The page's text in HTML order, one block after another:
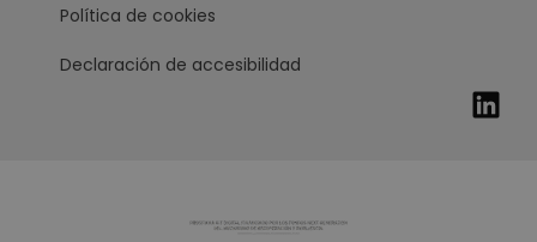
Política de cookies
Declaración de accesibilidad